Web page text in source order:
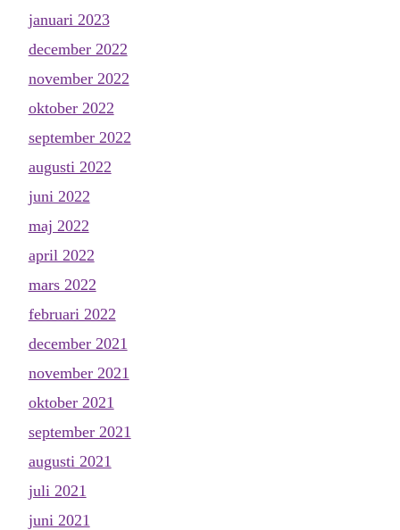
januari 2023
december 2022
november 2022
oktober 2022
september 2022
augusti 2022
juni 2022
maj 2022
april 2022
mars 2022
februari 2022
december 2021
november 2021
oktober 2021
september 2021
augusti 2021
juli 2021
juni 2021